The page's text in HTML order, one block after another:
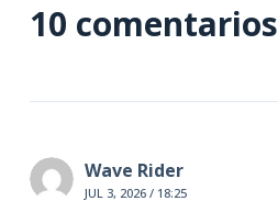
10 comentarios
Wave Rider
JUL 3, 2026 / 18:25